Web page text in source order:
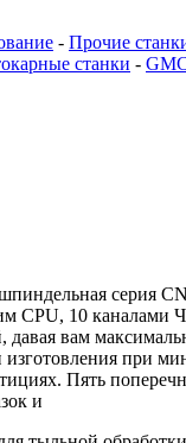
- Прочие
станки -
серия
CPU, 10 каналами
давая вам
изготовления при
Пять
и